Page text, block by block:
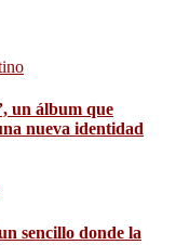
un álbum que
nueva identidad
sencillo donde la